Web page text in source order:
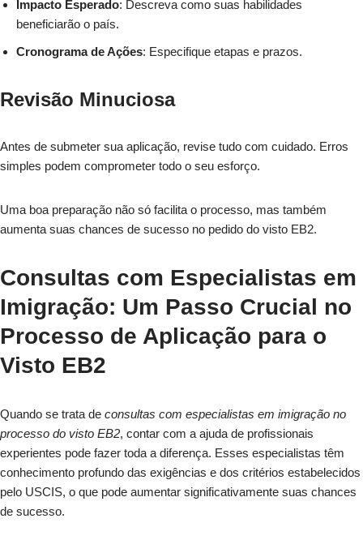
Impacto Esperado: Descreva como suas habilidades
beneficiarão o país.
Cronograma de Ações: Especifique etapas e prazos.
Revisão Minuciosa
Antes de submeter sua aplicação, revise tudo com cuidado. Erros
simples podem comprometer todo o seu esforço.
Uma boa preparação não só facilita o processo, mas também
aumenta suas chances de sucesso no pedido do visto EB2.
Consultas com Especialistas em
Imigração: Um Passo Crucial no
Processo de Aplicação para o
Visto EB2
Quando se trata de consultas com especialistas em imigração no
processo do visto EB2, contar com a ajuda de profissionais
experientes pode fazer toda a diferença. Esses especialistas têm
conhecimento profundo das exigências e dos critérios estabelecidos
pelo USCIS, o que pode aumentar significativamente suas chances
de sucesso.